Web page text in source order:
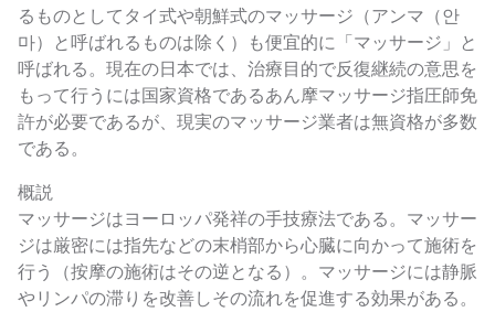
るものとしてタイ式や朝鮮式のマッサージ（アンマ（안
마）と呼ばれるものは除く）も便宜的に「マッサージ」と
呼ばれる。現在の日本では、治療目的で反復継続の意思を
もって行うには国家資格であるあん摩マッサージ指圧師免
許が必要であるが、現実のマッサージ業者は無資格が多数
である。
概説
マッサージはヨーロッパ発祥の手技療法である。マッサー
ジは厳密には指先などの末梢部から心臓に向かって施術を
行う（按摩の施術はその逆となる）。マッサージには静脈
やリンパの滞りを改善しその流れを促進する効果がある。